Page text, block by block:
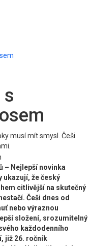
s
musí mít smysl. Češi
– Nejlepší novinka
ukazují, že český
citlivější na skutečný
Češi dnes od
nebo výraznou
složení, srozumitelný
každodenního
již 26. ročník